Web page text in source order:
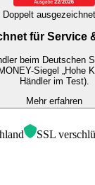
Doppelt
für Service
beim Deutschen
Siegel „Hohe
Händler im Test).
Mehr erfahren
SSL